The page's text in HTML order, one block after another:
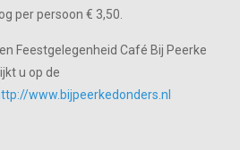
per persoon € 3,50.
Feestgelegenheid Café Bij Peerke
u op de
www.bijpeerkedonders.nl